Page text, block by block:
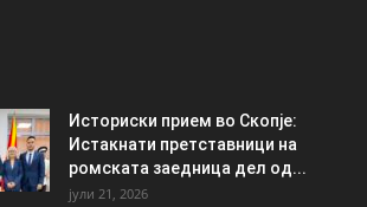
Историски прием во Скопје:
Истакнати претставници на
ромската заедница дел од...
јули 21, 2026